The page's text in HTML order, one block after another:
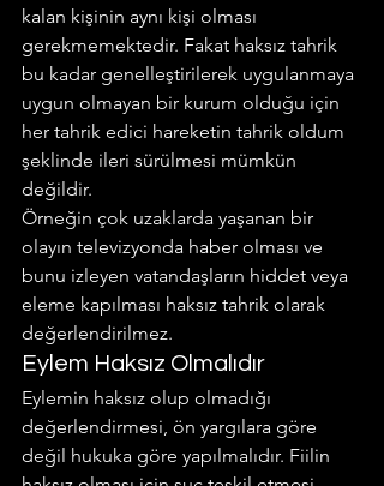
kalan kişinin aynı kişi olması
gerekmemektedir. Fakat haksız tahrik
bu kadar genelleştirilerek uygulanmaya
uygun olmayan bir kurum olduğu için
her tahrik edici hareketin tahrik oldum
şeklinde ileri sürülmesi mümkün
değildir.
Örneğin çok uzaklarda yaşanan bir
olayın televizyonda haber olması ve
bunu izleyen vatandaşların hiddet veya
eleme kapılması haksız tahrik olarak
değerlendirilmez.
Eylem Haksız Olmalıdır
Eylemin haksız olup olmadığı
değerlendirmesi, ön yargılara göre
değil hukuka göre yapılmalıdır. Fiilin